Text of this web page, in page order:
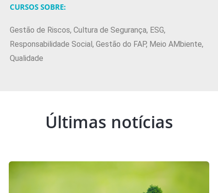
CURSOS SOBRE:
Gestão de Riscos, Cultura de Segurança, ESG,
Responsabilidade Social, Gestão do FAP, Meio AMbiente,
Qualidade
Últimas notícias